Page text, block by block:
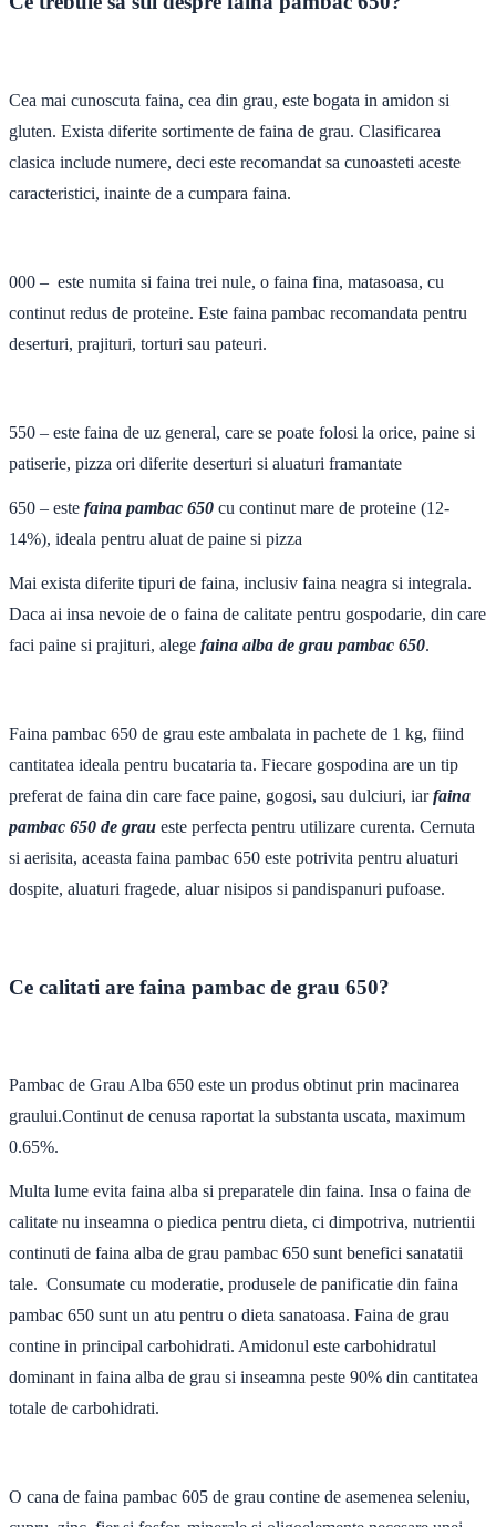
Cea mai cunoscuta faina, cea din grau, este bogata in amidon si
gluten. Exista diferite sortimente de faina de grau. Clasificarea
clasica include numere, deci este recomandat sa cunoasteti aceste
caracteristici, inainte de a cumpara faina.
000 – este numita si faina trei nule, o faina fina, matasoasa, cu
continut redus de proteine. Este faina pambac recomandata pentru
deserturi, prajituri, torturi sau pateuri.
550 – este faina de uz general, care se poate folosi la orice, paine si
patiserie, pizza ori diferite deserturi si aluaturi framantate
650 – este faina pambac 650 cu continut mare de proteine (12-
14%), ideala pentru aluat de paine si pizza
Mai exista diferite tipuri de faina, inclusiv faina neagra si integrala.
Daca ai insa nevoie de o faina de calitate pentru gospodarie, din care
faci paine si prajituri, alege faina alba de grau pambac 650.
Faina pambac 650 de grau este ambalata in pachete de 1 kg, fiind
cantitatea ideala pentru bucataria ta. Fiecare gospodina are un tip
preferat de faina din care face paine, gogosi, sau dulciuri, iarfaina
pambac 650 de grau este perfecta pentru utilizare curenta. Cernuta
si aerisita, aceasta faina pambac 650 este potrivita pentru aluaturi
dospite, aluaturi fragede, aluar nisipos si pandispanuri pufoase.
Ce calitati are faina pambac de grau 650?
Pambac de Grau Alba 650 este un produs obtinut prin macinarea
graului.Continut de cenusa raportat la substanta uscata, maximum
0.65%.
Multa lume evita faina alba si preparatele din faina. Insa o faina de
calitate nu inseamna o piedica pentru dieta, ci dimpotriva, nutrientii
continuti de faina alba de grau pambac 650 sunt benefici sanatatii
tale. Consumate cu moderatie, produsele de panificatie din faina
pambac 650 sunt un atu pentru o dieta sanatoasa. Faina de grau
contine in principal carbohidrati. Amidonul este carbohidratul
dominant in faina alba de grau si inseamna peste 90% din cantitatea
totale de carbohidrati.
O cana de faina pambac 605 de grau contine de asemenea seleniu,